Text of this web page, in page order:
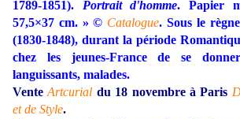
1789-1851). Portrait d'homme. Papier
57,5×37 cm. » © Catalogue. Sous le
(1830-1848), durant la période
chez les jeunes-France de se
languissants, malades.
Vente Artcurial du 18 novembre à Paris
et de Style.